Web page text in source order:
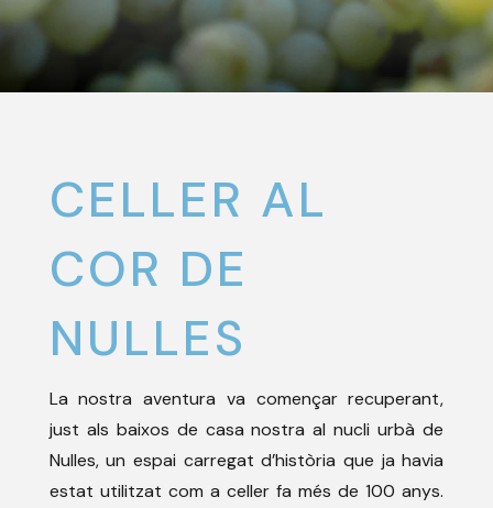
CELLER AL
COR DE
NULLES
La nostra aventura va començar recuperant,
just als baixos de casa nostra al nucli urbà de
Nulles, un espai carregat d’història que ja havia
estat utilitzat com a celler fa més de 100 anys.